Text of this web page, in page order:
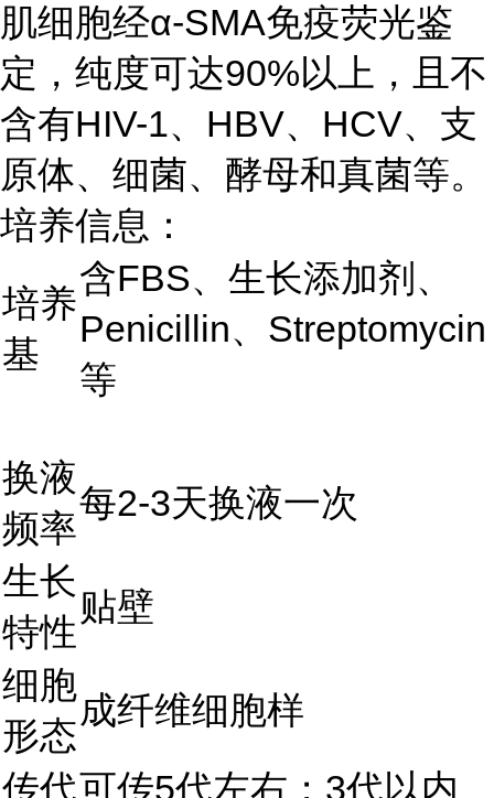
肌细胞经α-SMA免疫荧光鉴
定，纯度可达90%以上，且不
含有HIV-1、HBV、HCV、支
原体、细菌、酵母和真菌等。
培养信息：
培养
基
含FBS、生长添加剂、
Penicillin、Streptomycin
等
换液
频率
每2-3天换液一次
生长
特性
贴壁
细胞
形态
成纤维细胞样
传代可传5代左右；3代以内